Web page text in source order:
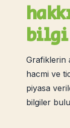
bilgi
Grafiklerin
hacmi ve
piyasa
bilgiler